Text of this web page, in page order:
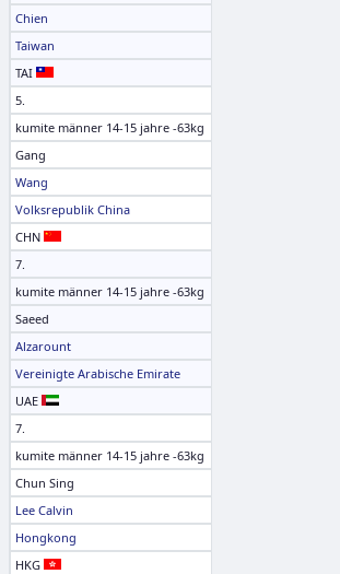
Chien
Taiwan
TAI
5.
kumite männer 14-15 jahre -63kg
Gang
Wang
Volksrepublik China
CHN
7.
kumite männer 14-15 jahre -63kg
Saeed
Alzarount
Vereinigte Arabische Emirate
UAE
7.
kumite männer 14-15 jahre -63kg
Chun Sing
Lee Calvin
Hongkong
HKG